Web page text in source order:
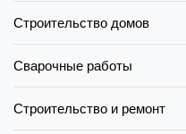
Строительство домов
Сварочные работы
Строительство и ремонт